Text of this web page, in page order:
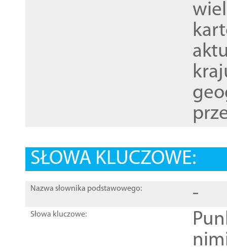
SŁOWA KLUCZOWE:
Nazwa słownika podstawowego: -
Słowa kluczowe: